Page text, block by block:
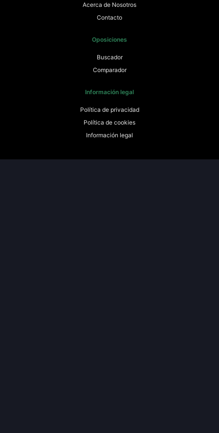
Acerca de Nosotros
Contacto
Oposiciones
Buscador
Comparador
Información legal
Política de privacidad
Política de cookies
Información legal